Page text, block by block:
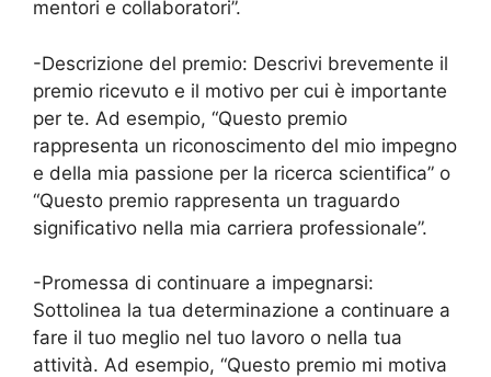
mentori e collaboratori”.
-Descrizione del premio: Descrivi brevemente il
premio ricevuto e il motivo per cui è importante
per te. Ad esempio, “Questo premio
rappresenta un riconoscimento del mio impegno
e della mia passione per la ricerca scientifica” o
“Questo premio rappresenta un traguardo
significativo nella mia carriera professionale”.
-Promessa di continuare a impegnarsi:
Sottolinea la tua determinazione a continuare a
fare il tuo meglio nel tuo lavoro o nella tua
attività. Ad esempio, “Questo premio mi motiva